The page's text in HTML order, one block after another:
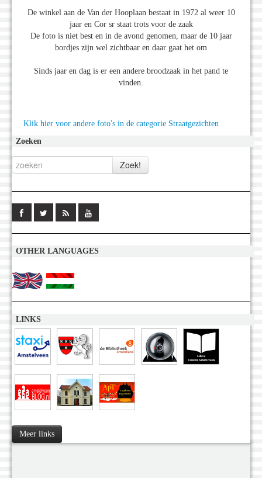
De winkel aan de Van der Hooplaan bestaat in 1972 al weer 10
jaar en Cor sr staat trots voor de zaak
De foto is niet best en in de avond genomen, maar de 10 jaar
bordjes zijn wel zichtbaar en daar gaat het om
Sinds jaar en dag is er een andere broodzaak in het pand te
vinden.
Klik hier voor andere foto's in de categorie Straatgezichten
Zoeken
OTHER LANGUAGES
LINKS
Meer links